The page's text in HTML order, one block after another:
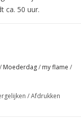
ca. 50 uur.
lont. Wij hebben de
deze nooit meer
u merken dat er
is het hout
/ Moederdag/ my flame /
/Afdrukken